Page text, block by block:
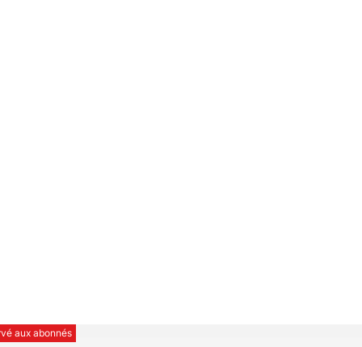
aux abonnés